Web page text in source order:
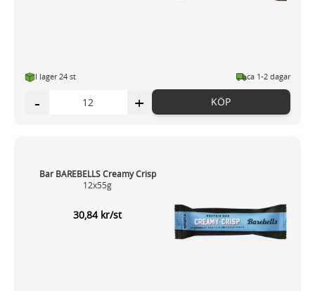
I lager 24 st ca 1-2 dagar
- + KÖP
Bar BAREBELLS Creamy Crisp
12x55g
30,84 kr/st